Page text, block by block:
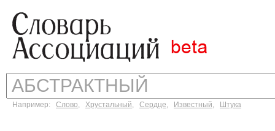
Например: Слово, Хрустальный, Сердце, Известный, Штука